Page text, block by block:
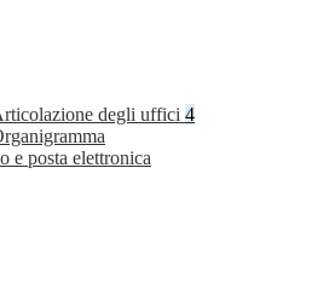
degli uffici 4
e posta elettronica